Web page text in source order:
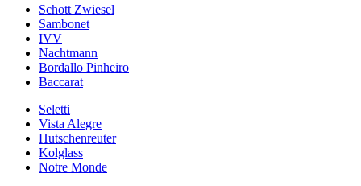
Schott Zwiesel
Sambonet
IVV
Nachtmann
Bordallo Pinheiro
Baccarat
Seletti
Vista Alegre
Hutschenreuter
Kolglass
Notre Monde